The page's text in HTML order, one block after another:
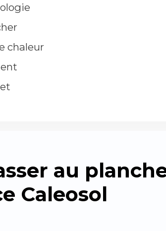
chaleur
au
Caleosol